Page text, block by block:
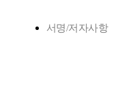
서명/저자사항